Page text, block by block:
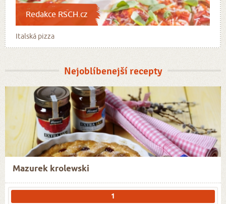
Redakce RSCH.cz
Italská pizza
Nejoblíbenejší recepty
Mazurek krolewski
1